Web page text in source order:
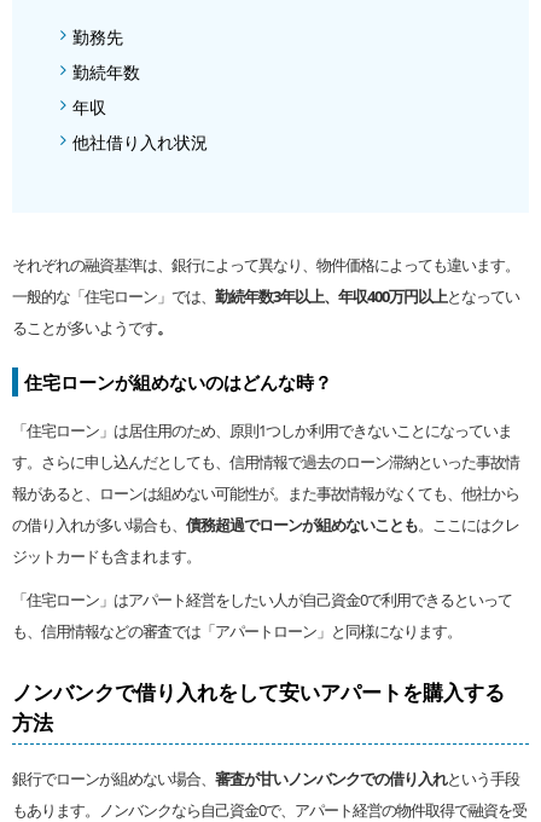
勤務先
勤続年数
年収
他社借り入れ状況
それぞれの融資基準は、銀行によって異なり、物件価格によっても違います。
一般的な「住宅ローン」では、 勤続年数3年以上、年収400万円以上となってい
ることが多いようです。
住宅ローンが組めないのはどんな時？
「住宅ローン」は居住用のため、原則1つしか利用できないことになっていま
す。さらに申し込んだとしても、信用情報で過去のローン滞納といった事故情
報があると、ローンは組めない可能性が。また事故情報がなくても、他社から
の借り入れが多い場合も、 債務超過でローンが組めないことも。ここにはクレ
ジットカードも含まれます。
「住宅ローン」はアパート経営をしたい人が自己資金0で利用できるといって
も、信用情報などの審査では「アパートローン」と同様になります。
ノンバンクで借り入れをして安いアパートを購入する
方法
銀行でローンが組めない場合、 審査が甘いノンバンクでの借り入れという手段
もあります。ノンバンクなら自己資金0で、アパート経営の物件取得で融資を受